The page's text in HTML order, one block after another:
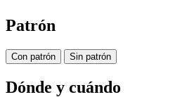
Patrón
Con patrón Sin patrón
Dónde y cuándo